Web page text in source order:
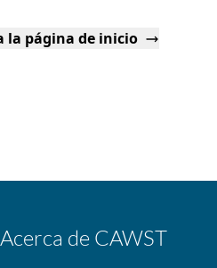
la página de inicio
Acerca de CAWST